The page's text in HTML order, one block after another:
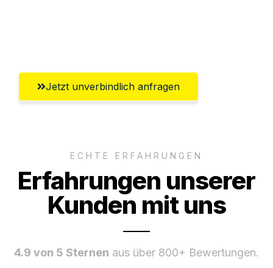
Jetzt unverbindlich anfragen
ECHTE ERFAHRUNGEN
Erfahrungen unserer
Kunden mit uns
4.9 von 5 Sternen aus über 800+ Bewertungen.